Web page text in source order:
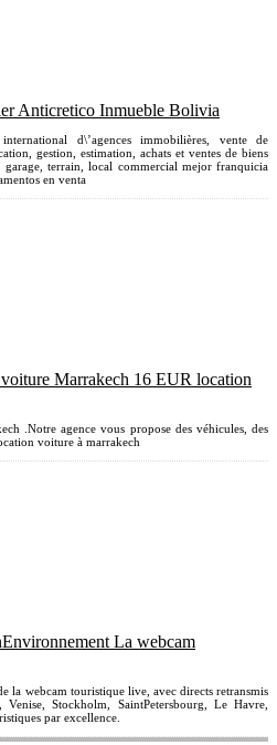
Anticretico Inmueble Bolivia
d\’agences immobilières, vente de
gestion, estimation, achats et ventes de biens
terrain, local commercial mejor franquicia
en venta
Marrakech 16 EUR location
.Notre agence vous propose des véhicules, des
voiture à marrakech
La webcam
la webcam touristique live, avec directs retransmis
Stockholm, SaintPetersbourg, Le Havre,
par excellence.